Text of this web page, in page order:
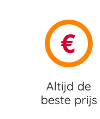
Altijd de
beste prijs